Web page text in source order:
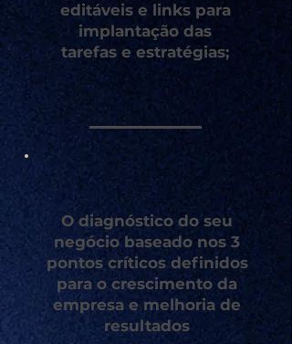
editáveis e links para
implantação das
tarefas e estratégias;
O diagnóstico do seu
negócio baseado nos 3
pontos críticos definidos
para o crescimento da
empresa e melhoria de
resultados